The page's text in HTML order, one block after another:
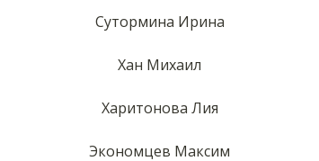
Сутормина Ирина
Хан Михаил
Харитонова Лия
Экономцев Максим